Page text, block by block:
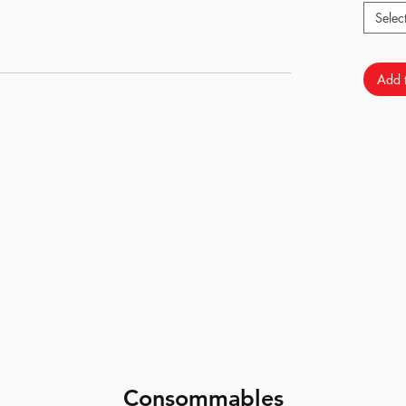
chambre hop up / joint, nous ajoutons uncanon de
Select
Add
Consommables